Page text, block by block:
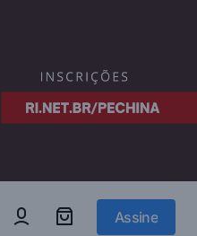
Assine